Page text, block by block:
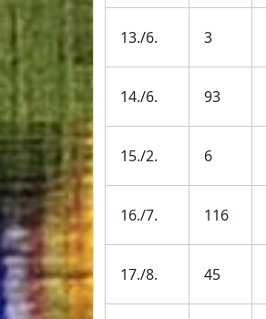
13./6. 3
14./6. 93
15./2. 6
16./7. 116
17./8. 45